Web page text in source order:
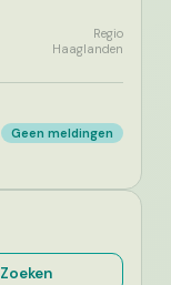
Regio
Haaglanden
Geen meldingen
Zoeken